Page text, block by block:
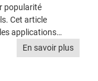
popularité
Cet article
applications…
En savoir plus